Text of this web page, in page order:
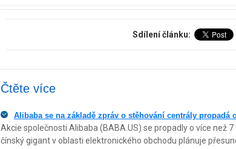
Sdílení článku:
Čtěte více
Alibaba se na základě zpráv o stěhování centrály propadá
Akcie společnosti Alibaba (BABA.US) se propadly o více než 7
čínský gigant v oblasti elektronického obchodu plánuje